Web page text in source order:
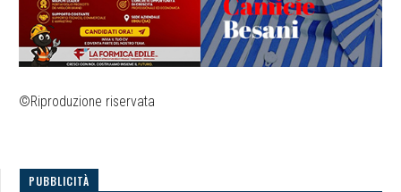
©Riproduzione riservata
PUBBLICITÀ